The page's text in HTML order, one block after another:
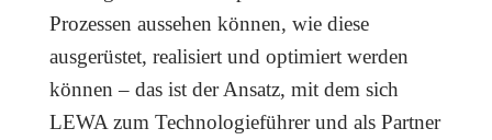
Prozessen aussehen können, wie diese
ausgerüstet, realisiert und optimiert werden
können – das ist der Ansatz, mit dem sich
LEWA zum Technologieführer und als Partner